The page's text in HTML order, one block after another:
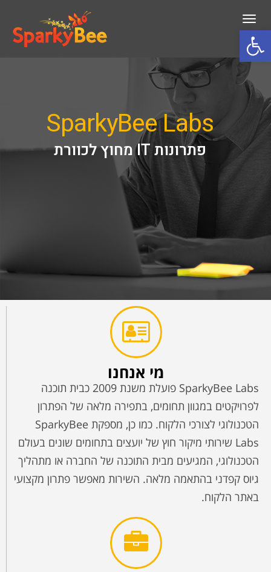
פתח סרגל נגישות
תפריט
SparkyBee Labs
פתרונות IT מחוץ לכוורת
מי אנחנו
SparkyBee Labs פועלת משנת 2009 כבית תוכנה
לפרויקטים במגוון תחומים, בתפירה מלאה של הפתרון
הטכנולוגי לצורכי הלקוח. כמו כן, מספקת SparkyBee
Labs שירותי מיקור חוץ של יועצים בתחומים שונים בעולם
הטכנולוגי, המגיעים מבית התוכנה של החברה או מתהליך
גיוס קפדני בהתאמה מלאה. השירות מאפשר פתרון מקצועי
באתר הלקוח.